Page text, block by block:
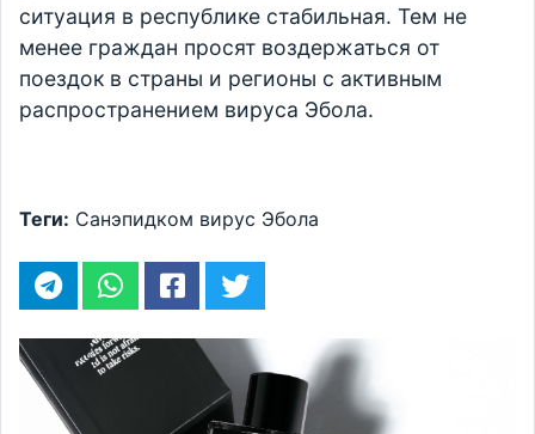
ситуация в республике стабильная. Тем не
менее граждан просят воздержаться от
поездок в страны и регионы с активным
распространением вируса Эбола.
Теги: Санэпидком вирус Эбола